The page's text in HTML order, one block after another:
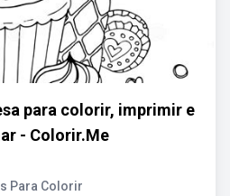
para colorir, imprimir e
- Colorir.Me
Para Colorir